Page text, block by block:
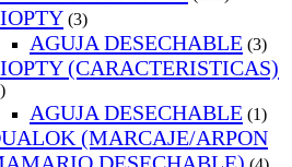
(3)
AGUJA DESECHABLE (3)
(CARACTERISTICAS)
AGUJA DESECHABLE (1)
(MARCAJE/ARPON